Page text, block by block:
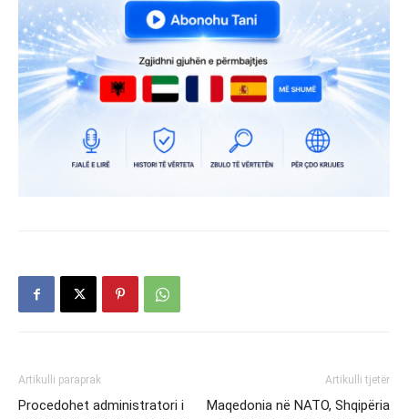
Artikulli paraprak
Procedohet administratori i
Artikulli tjetër
Maqedonia në NATO, Shqipëria